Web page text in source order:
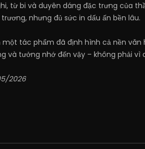
từ bi và duyên dáng đặc trưng của
nhưng đủ sức in dấu ấn bền lâu.
tác phẩm đã định hình cả nền văn
và tưởng nhớ đến vậy – không phải vì
2026